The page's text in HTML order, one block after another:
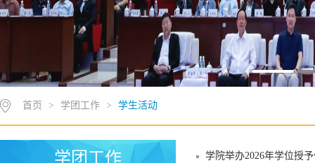
首页 > 学团工作 > 学生活动
学团工作 学院举办2026年学位授